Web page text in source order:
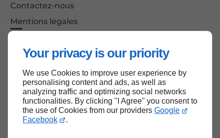
Your privacy is our priority
We use Cookies to improve user experience by
personalising content and ads, as well as
analyzing traffic and optimizing social networks
functionalities. By clicking "I Agree" you consent to
the use of Cookies from our providers Google
Facebook
.
Contactez-nous
Mentions légales
Haut de page